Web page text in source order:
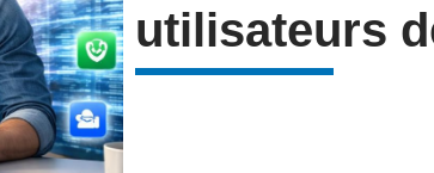
utilisateurs